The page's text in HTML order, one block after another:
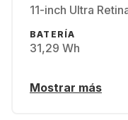
11-inch Ultra
BATERÍA
31,29 Wh
Mostrar más